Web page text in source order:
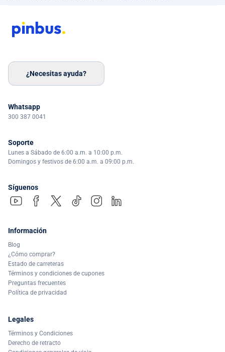
¿Necesitas ayuda?
Whatsapp
300 387 0041
Soporte
Lunes a Sábado de 6:00 a.m. a 10:00 p.m.
Domingos y festivos de 6:00 a.m. a 09:00 p.m.
Síguenos
Información
Blog
¿Cómo comprar?
Estado de carreteras
Términos y condiciones de cupones
Preguntas frecuentes
Política de privacidad
Legales
Términos y Condiciones
Derecho de retracto